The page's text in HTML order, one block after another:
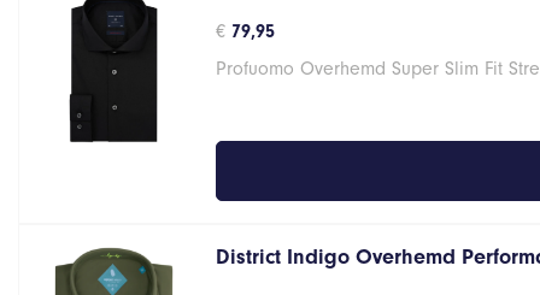
€ 79,95
Profuomo Overhemd Super Slim Fit
District Indigo Overhemd